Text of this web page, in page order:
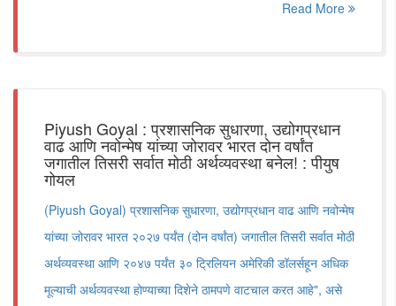
Read More
Piyush Goyal : प्रशासनिक सुधारणा, उद्योगप्रधान
वाढ आणि नवोन्मेष यांच्या जोरावर भारत दोन वर्षांत
जगातील तिसरी सर्वात मोठी अर्थव्यवस्था बनेल! : पीयुष
गोयल
(Piyush Goyal) प्रशासनिक सुधारणा, उद्योगप्रधान वाढ आणि नवोन्मेष
यांच्या जोरावर भारत २०२७ पर्यंत (दोन वर्षांत) जगातील तिसरी सर्वात मोठी
अर्थव्यवस्था आणि २०४७ पर्यंत ३० ट्रिलियन अमेरिकी डॉलर्सहून अधिक
मूल्याची अर्थव्यवस्था होण्याच्या दिशेने ठामपणे वाटचाल करत आहे", असे